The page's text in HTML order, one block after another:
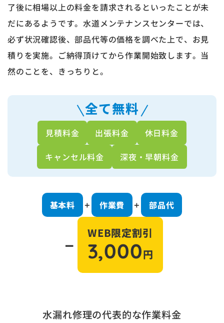
了後に相場以上の料金を請求されるといったことが未
だにあるようです。水道メンテナンスセンターでは、
必ず状況確認後、部品代等の価格を調べた上で、お見
積りを実施。ご納得頂けてから作業開始致します。当
然のことを、きっちりと。
見積料金 出張料金
休日料金
キャンセル料金
深夜・早朝料金
全て無料
基本料 ＋ 作業費 ＋ 部品代
－
WEB限定割引
3,000円
水漏れ修理の代表的な作業料金